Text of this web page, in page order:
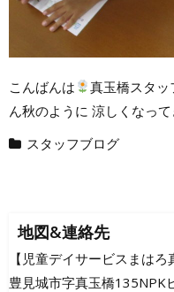
こんばんは
真玉橋スタ
ん秋のように 涼しくなっ
スタッフブログ
地図&連絡先
【児童デイサービスまはろ
豊見城市字真玉橋135NPK